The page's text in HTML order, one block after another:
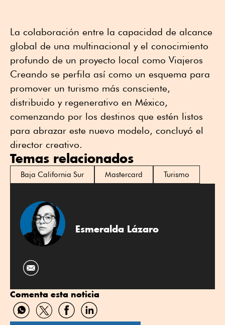
La colaboración entre la capacidad de alcance
global de una multinacional y el conocimiento
profundo de un proyecto local como Viajeros
Creando se perfila así como un esquema para
promover un turismo más consciente,
distribuido y regenerativo en México,
comenzando por los destinos que estén listos
para abrazar este nuevo modelo, concluyó el
director creativo.
Temas relacionados
Baja California Sur Mastercard Turismo
Esmeralda Lázaro
Comenta esta noticia
CompartirCompartirCompartirCompartir